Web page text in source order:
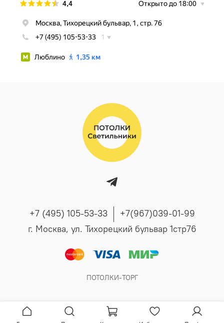
+7 (495) 105-53-33
+7(967)039-01-99
г. Москва, ул. Тихорецкий бульвар 1стр76
ПОТОЛКИ-ТОРГ